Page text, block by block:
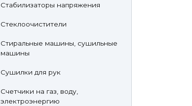
Стабилизаторы напряжения
Стеклоочистители
Стиральные машины, сушильные
машины
Сушилки для рук
Счетчики на газ, воду,
электроэнергию